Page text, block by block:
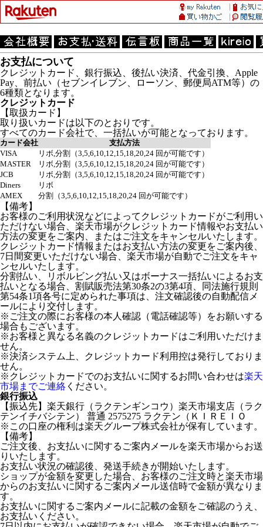
お支払について
クレジットカード、銀行振込、後払い決済、代金引換、Apple
Pay、前払い（セブンイレブン、ローソン、郵便局ATM等）の
6種類となります。
クレジットカード
【取扱カード】
取り扱いカードは以下のとおりです。
すべてのカード会社で、一括払いが可能となっております。
カード会社
支払方法
VISA
リボ,分割（3,5,6,10,12,15,18,20,24 回が可能です）
MASTER
リボ,分割（3,5,6,10,12,15,18,20,24 回が可能です）
JCB
リボ,分割（3,5,6,10,12,15,18,20,24 回が可能です）
Diners
リボ
AMEX
分割（3,5,6,10,12,15,18,20,24 回が可能です）
【備考】
お客様のご利用状況などによってクレジットカードがご利用い
ただけない場合、楽天市場がクレジットカード情報やお支払い
方法の変更をご案内、またはご注文をキャンセルいたします。
クレジットカード情報またはお支払い方法の変更をご案内後、
7日間変更いただけない場合、楽天市場が自動でご注文をキャ
ンセルいたします。
分割払い、リボルビング払い又はボーナス一括払いによるお支
払いとなる場合、割賦販売法第30条2の3第4項、同法施行規則
第54条1項各号に定められた事項は、注文確認後の自動配信メ
ールにより交付します。
※ご注文の際にお客様の本人確認（電話確認等）をお願いする
場合もございます。
※お客様と異なる名義のクレジットカードはご利用いただけま
せん。
※決済システム上、クレジットカード利用控は発行しておりま
せん。
※クレジットカードでのお支払いに関するお問い合わせは楽天
市場までご連絡 ください。
銀行振込
【振込先】楽天銀行（ラクテンギンコウ）楽天市場支店（ラク
テンイチバシテン） 普通 2575275 ラクテン（ＫＩＲＥＩＯ
※この口座の権利は楽天グループ株式会社が保有しています。
【備考】
ご注文後、お支払いに関するご案内メールを楽天市場からお送
りいたします。
お支払い状況の確認後、発送手続きが開始いたします。
ショップが金額を変更した場合、お客様のご注文時と楽天市場
からのお支払いに関するご案内メール送信時で金額が異なりま
す。
お支払いに関するご案内メールに記載の金額をご確認のうえ、
お支払いください。